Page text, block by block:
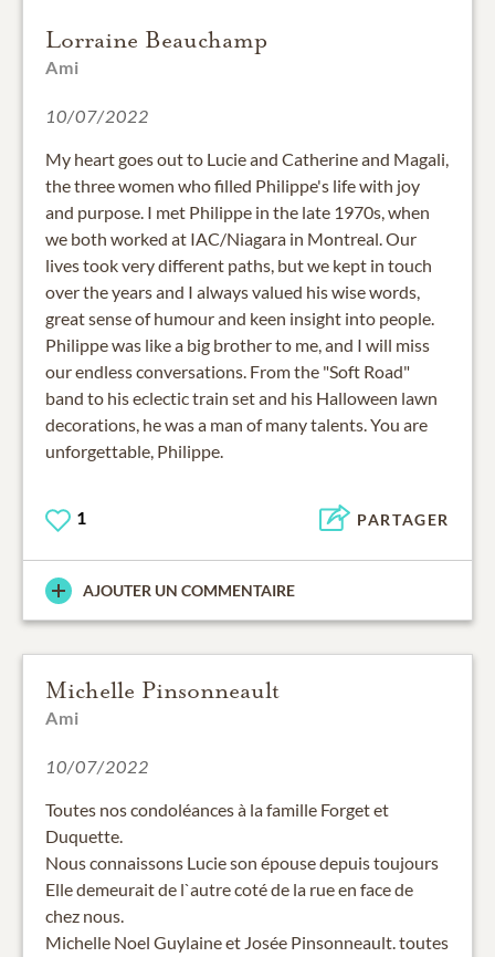
Lorraine Beauchamp
Ami
10/07/2022
My heart goes out to Lucie and Catherine and Magali,
the three women who filled Philippe's life with joy
and purpose. I met Philippe in the late 1970s, when
we both worked at IAC/Niagara in Montreal. Our
lives took very different paths, but we kept in touch
over the years and I always valued his wise words,
great sense of humour and keen insight into people.
Philippe was like a big brother to me, and I will miss
our endless conversations. From the "Soft Road"
band to his eclectic train set and his Halloween lawn
decorations, he was a man of many talents. You are
unforgettable, Philippe.
1 PARTAGER
AJOUTER UN COMMENTAIRE
Michelle Pinsonneault
Ami
10/07/2022
Toutes nos condoléances à la famille Forget et
Duquette.
Nous connaissons Lucie son épouse depuis toujours
Elle demeurait de l`autre coté de la rue en face de
chez nous.
Michelle Noel Guylaine et Josée Pinsonneault. toutes